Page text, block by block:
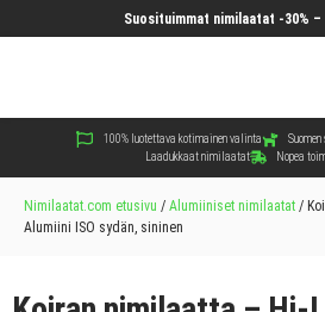
Suosituimmat nimilaatat -30% –
100% luotettava kotimainen valinta
Laadukkaat nimilaatat
Nopea
Nimilaatat.com etusivu / Alumiiniset nimilaatat /
Alumiini ISO sydän, sininen